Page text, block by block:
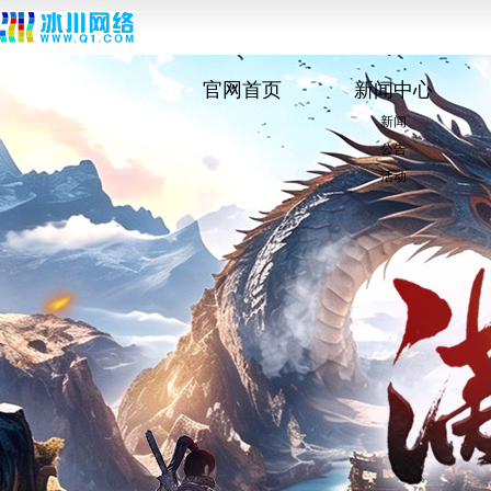
官网首页 新闻中心
新闻
公告
活动